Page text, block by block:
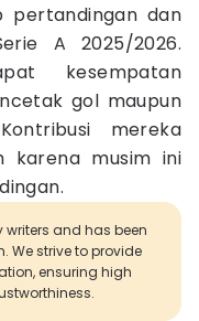
pertandingan dan
A 2025/2026.
kesempatan
gol maupun
mereka
karena musim ini
and has been
We strive to provide
ensuring high